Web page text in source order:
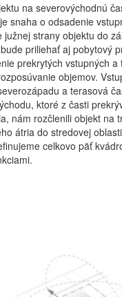
na severovýchodnú
snaha o odsadenie
južnej strany objektu do
priliehať aj pobytový
prekrytých vstupných
objemov.
a terasová
ktoré z časti
nám rozčlenili objekt na
átria do stredovej
celkovo päť